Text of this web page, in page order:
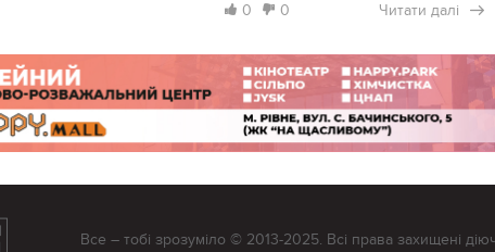
0 0 Читати далі
Все – тобі зрозуміло © 2013-2025. Всі права захищені